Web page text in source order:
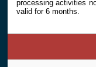
processing activities
valid for 6 months.